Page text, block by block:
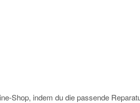
Shop, indem du die passende